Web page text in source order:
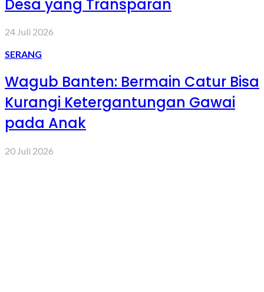
Desa yang Transparan
24 Juli 2026
SERANG
Wagub Banten: Bermain Catur Bisa
Kurangi Ketergantungan Gawai
pada Anak
20 Juli 2026